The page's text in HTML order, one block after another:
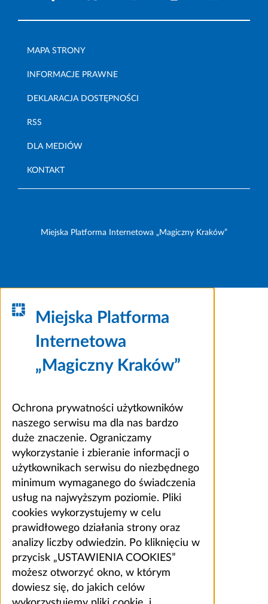
MAPA STRONY
INFORMACJE PRAWNE
DEKLARACJA DOSTĘPNOŚCI
RSS
DLA MEDIÓW
KONTAKT
Miejska Platforma Internetowa „Magiczny Kraków”
Miejska Platforma
Internetowa
„Magiczny Kraków”
Ochrona prywatności użytkowników
naszego serwisu ma dla nas bardzo
duże znaczenie. Ograniczamy
wykorzystanie i zbieranie informacji o
użytkownikach serwisu do niezbędnego
minimum wymaganego do świadczenia
usług na najwyższym poziomie. Pliki
cookies wykorzystujemy w celu
prawidłowego działania strony oraz
analizy liczby odwiedzin. Po kliknięciu w
przycisk „USTAWIENIA COOKIES”
możesz otworzyć okno, w którym
dowiesz się, do jakich celów